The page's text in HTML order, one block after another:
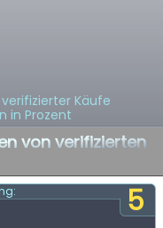
Käufe
in Prozent
von verifizierten
5